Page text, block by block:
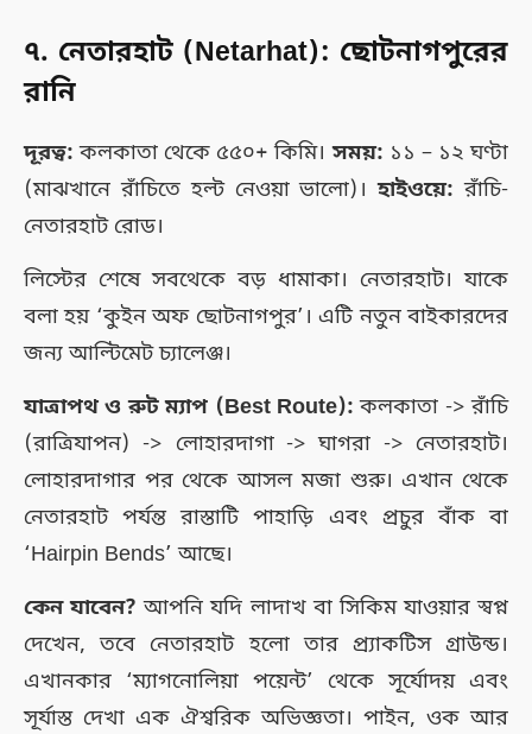
৭. নেতারহাট (Netarhat): ছোটনাগপুরের
রানি
দূরত্ব: কলকাতা থেকে ৫৫০+ কিমি।সময়: ১১ – ১২ ঘণ্টা
(মাঝখানে রাঁচিতে হল্ট নেওয়া ভালো)।হাইওয়ে: রাঁচি-
নেতারহাট রোড।
লিস্টের শেষে সবথেকে বড় ধামাকা। নেতারহাট। যাকে
বলা হয় ‘কুইন অফ ছোটনাগপুর’। এটি নতুন বাইকারদের
জন্য আল্টিমেট চ্যালেঞ্জ।
যাত্রাপথ ও রুট ম্যাপ (Best Route): কলকাতা -> রাঁচি
(রাত্রিযাপন) -> লোহারদাগা -> ঘাগরা -> নেতারহাট।
লোহারদাগার পর থেকে আসল মজা শুরু। এখান থেকে
নেতারহাট পর্যন্ত রাস্তাটি পাহাড়ি এবং প্রচুর বাঁক বা
‘Hairpin Bends’ আছে।
কেন যাবেন? আপনি যদি লাদাখ বা সিকিম যাওয়ার স্বপ্ন
দেখেন, তবে নেতারহাট হলো তার প্র্যাকটিস গ্রাউন্ড।
এখানকার ‘ম্যাগনোলিয়া পয়েন্ট’ থেকে সূর্যোদয় এবং
সূর্যাস্ত দেখা এক ঐশ্বরিক অভিজ্ঞতা। পাইন, ওক আর